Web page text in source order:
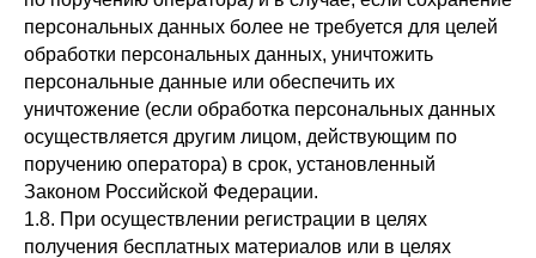
персональных данных более не требуется для целей
обработки персональных данных, уничтожить
персональные данные или обеспечить их
уничтожение (если обработка персональных данных
осуществляется другим лицом, действующим по
поручению оператора) в срок, установленный
Законом Российской Федерации.
1.8. При осуществлении регистрации в целях
получения бесплатных материалов или в целях